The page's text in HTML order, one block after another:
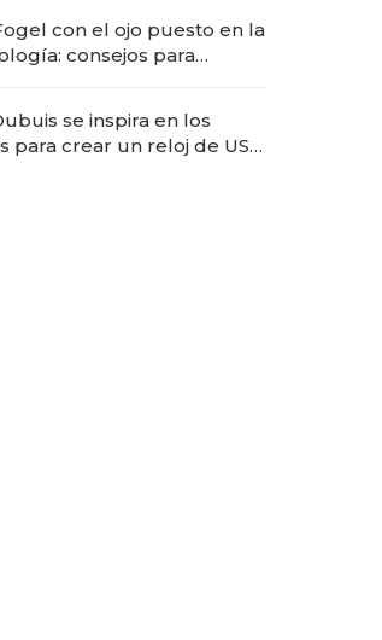
con el ojo puesto en la
consejos para
se inspira en los
para crear un reloj de US$